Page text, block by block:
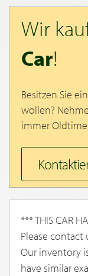
Wir
Car!
Besitzen Sie
wollen?
immer
*** THIS CAR
Please contact
Our inventory
have similar